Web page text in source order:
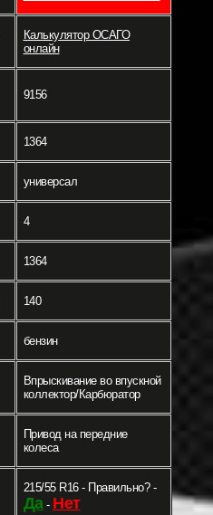
Калькулятор ОСАГО
онлайн
9156
1364
универсал
4
1364
140
бензин
Впрыскивание во впускной
коллектор/Карбюратор
Привод на передние
колеса
215/55 R16 - Правильно? -
Да- Нет